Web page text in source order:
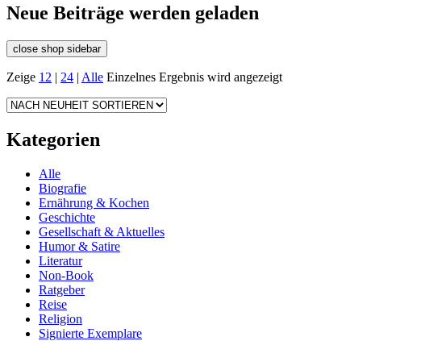
Neue Beiträge werden geladen
close shop sidebar
Zeige 12 | 24 | Alle Einzelnes Ergebnis wird angezeigt
Kategorien
Alle
Biografie
Ernährung & Kochen
Geschichte
Gesellschaft & Aktuelles
Humor & Satire
Literatur
Non-Book
Ratgeber
Reise
Religion
Signierte Exemplare